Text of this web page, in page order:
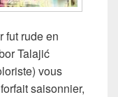
fut rude en
Talajić
vous
saisonnier,